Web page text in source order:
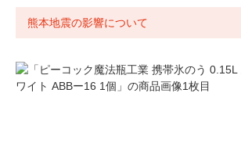
熊本地震の影響について